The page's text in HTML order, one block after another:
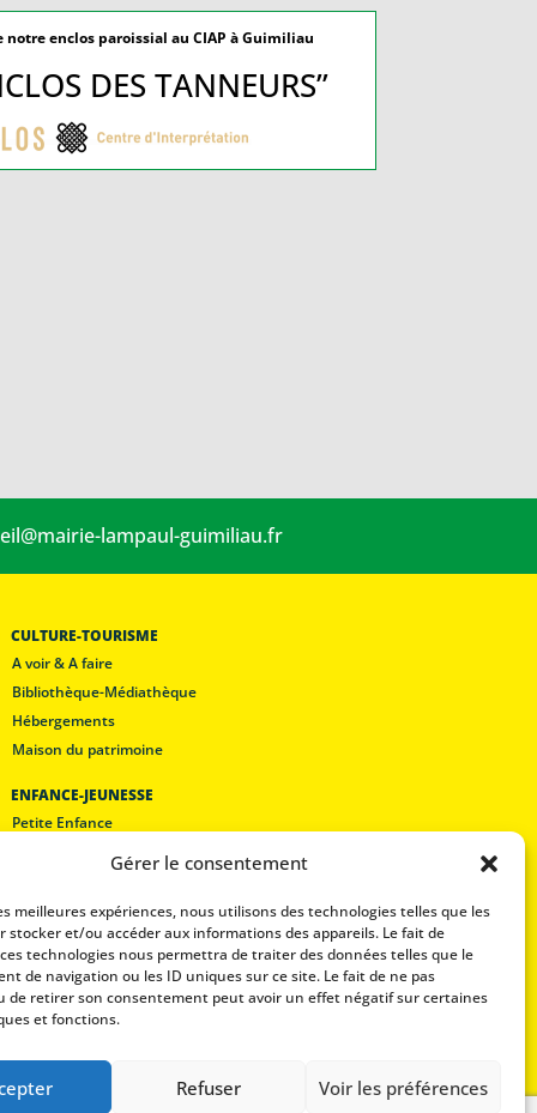
Gérer le consentement
meilleures expériences, nous utilisons des technologies telles que les
stocker et/ou accéder aux informations des appareils. Le fait de
technologies nous permettra de traiter des données telles que le
de navigation ou les ID uniques sur ce site. Le fait de ne pas
de retirer son consentement peut avoir un effet négatif sur certaines
et fonctions.
Refuser Voir les préférences
notre enclos paroissial au CIAP à Guimiliau
DES TANNEURS”
A voir & A faire
Bibliothèque-Médiathèque
Maison du patrimoine
Restaurant scolaire
Politique de confidentialité
CONTACT